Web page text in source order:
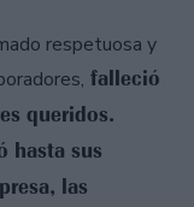
respetuosa y
falleció
queridos.
hasta sus
las